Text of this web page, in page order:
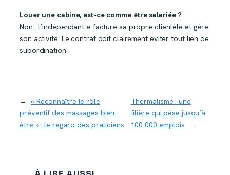
Louer une cabine, est-ce comme être salariée ?
Non : l’indépendant·e facture sa propre clientèle et gère
son activité. Le contrat doit clairement éviter tout lien de
subordination.
← « Reconnaître le rôle
préventif des massages bien-
être » : le regard des praticiens
Thermalisme : une
filière qui pèse jusqu’à
100 000 emplois
→